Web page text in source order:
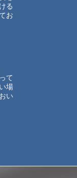
る
お
て
場
い